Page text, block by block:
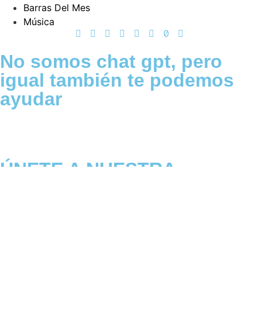
Barras Del Mes
Música
No somos chat gpt, pero
igual también te podemos
ayudar
ÚNETE A NUESTRA